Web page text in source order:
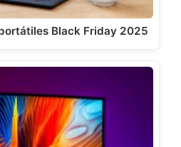
Black Friday 2025